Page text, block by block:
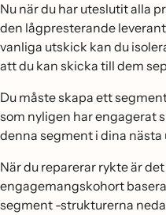
Nu när du har uteslutit alla
den lågpresterande
vanliga utskick kan du
att du kan skicka till dem
Du måste skapa ett
som nyligen har engagerat
denna segment i dina nästa
När du reparerar rykte är
engagemangskohort
segment -strukturerna